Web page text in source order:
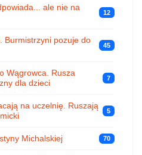
ale nie na
12
Burmistrzyni pozuje do
45
Wągrowca. Rusza
dla dzieci
7
na uczelnię. Ruszają
5
Michalskiej 70